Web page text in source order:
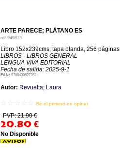
ARTE PARECE; PLÁTANO ES
ref 949813
Libro 152x239cms, tapa blanda, 256 páginas
LIBROS - LIBROS GENERAL
LENGUA VIVA EDITORIAL
Fecha de salida: 2025-9-1
EAN: 9788430627363
Autor: Revuelta; Laura
Sé el primero en opinar
PVP: 21.90 €
20.80 €
No Disponible